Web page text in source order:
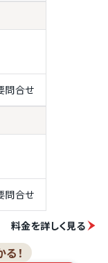
問合せ
問合せ
料金を詳しく見る
！